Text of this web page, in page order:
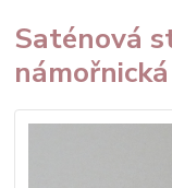
Saténová
námořnická